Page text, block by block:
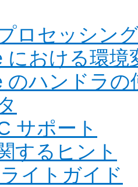
ロセッシン
における環境
のハンドラの
サポート
するヒント
イトガイド